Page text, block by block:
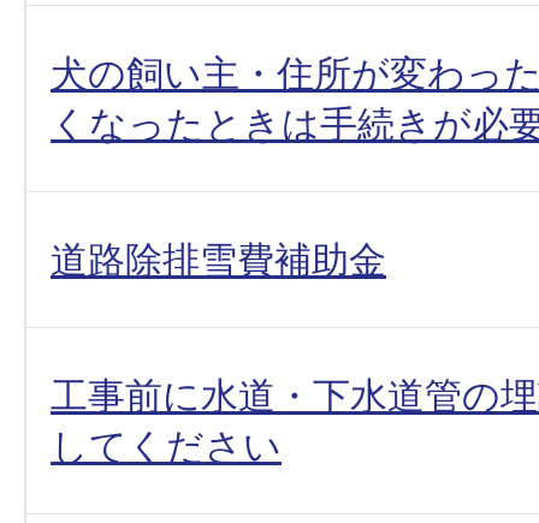
犬の飼い主・住所が変わっ
くなったときは手続きが必
道路除排雪費補助金
工事前に水道・下水道管の
してください